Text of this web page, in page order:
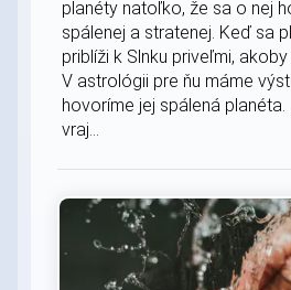
planéty natoľko, že sa o nej
spálenej a stratenej. Keď sa
priblíži k Slnku priveľmi,
V astrológii pre ňu máme
hovoríme jej spálená
vraj...